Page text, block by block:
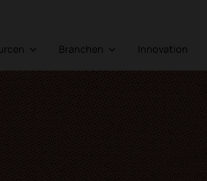
Branchen Innovation